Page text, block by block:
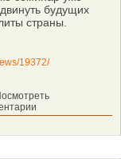
будущих
страны.
19372/